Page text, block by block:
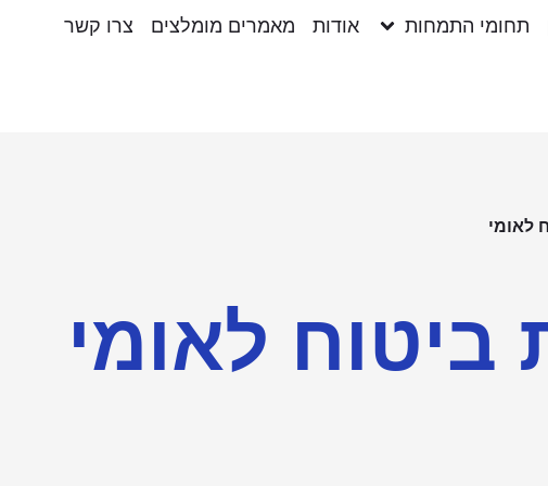
תחומי התמחות אודות מאמרים מומלצים צרו קשר
לאומי
ביטוח לאומי